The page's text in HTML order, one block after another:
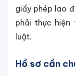
giấy phép lao
phải thực
luật.
Hồ sơ cần